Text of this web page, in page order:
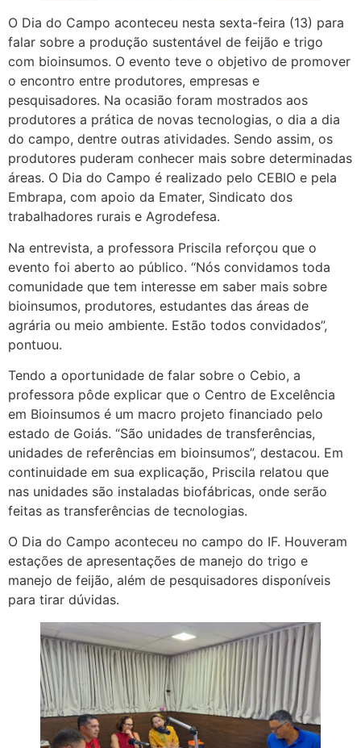
O Dia do Campo aconteceu nesta sexta-feira (13) para
falar sobre a produção sustentável de feijão e trigo
com bioinsumos. O evento teve o objetivo de promover
o encontro entre produtores, empresas e
pesquisadores. Na ocasião foram mostrados aos
produtores a prática de novas tecnologias, o dia a dia
do campo, dentre outras atividades. Sendo assim, os
produtores puderam conhecer mais sobre determinadas
áreas. O Dia do Campo é realizado pelo CEBIO e pela
Embrapa, com apoio da Emater, Sindicato dos
trabalhadores rurais e Agrodefesa.
Na entrevista, a professora Priscila reforçou que o
evento foi aberto ao público. “Nós convidamos toda
comunidade que tem interesse em saber mais sobre
bioinsumos, produtores, estudantes das áreas de
agrária ou meio ambiente. Estão todos convidados”,
pontuou.
Tendo a oportunidade de falar sobre o Cebio, a
professora pôde explicar que o Centro de Excelência
em Bioinsumos é um macro projeto financiado pelo
estado de Goiás. “São unidades de transferências,
unidades de referências em bioinsumos”, destacou. Em
continuidade em sua explicação, Priscila relatou que
nas unidades são instaladas biofábricas, onde serão
feitas as transferências de tecnologias.
O Dia do Campo aconteceu no campo do IF. Houveram
estações de apresentações de manejo do trigo e
manejo de feijão, além de pesquisadores disponíveis
para tirar dúvidas.